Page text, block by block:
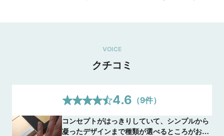
VOICE
クチコミ
4.6 （9件）
コンセプトがはっきりしていて、シンプルから
凝ったデザインまで種類が選べるところがおす